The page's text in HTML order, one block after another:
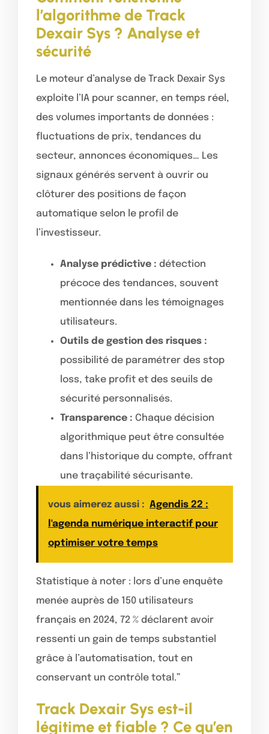
l’algorithme de Track
Dexair Sys ? Analyse et
sécurité
Le moteur d’analyse de Track Dexair Sys
exploite l’IA pour scanner, en temps réel,
des volumes importants de données :
fluctuations de prix, tendances du
secteur, annonces économiques… Les
signaux générés servent à ouvrir ou
clôturer des positions de façon
automatique selon le profil de
l’investisseur.
Analyse prédictive : détection
précoce des tendances, souvent
mentionnée dans les témoignages
utilisateurs.
Outils de gestion des risques :
possibilité de paramétrer des stop
loss, take profit et des seuils de
sécurité personnalisés.
Transparence : Chaque décision
algorithmique peut être consultée
dans l’historique du compte, offrant
une traçabilité sécurisante.
vous aimerez aussi : Agendis 22 :
l'agenda numérique interactif pour
optimiser votre temps
Statistique à noter : lors d’une enquête
menée auprès de 150 utilisateurs
français en 2024, 72 % déclarent avoir
ressenti un gain de temps substantiel
grâce à l’automatisation, tout en
conservant un contrôle total.”
Track Dexair Sys est-il
légitime et fiable ? Ce qu’en